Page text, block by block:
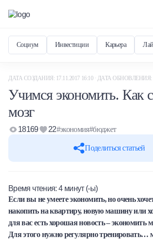
Социум Инвестиции Карьера
Халва
ДАТА СОЗДАНИЯ: 17.11.2017 16:10 · ДАТА ОБНОВЛЕНИЯ:
Учимся экономить. Как
мозг
Поделиться статьей
18169 22#экономия#бюджет
Время чтения:4 минут (-ы)
Если вы не умеете экономить, но очень
накопить на квартиру, новую машину или
для вас есть хорошая новость – экономить
Для этого нужно регулярно тренировать…